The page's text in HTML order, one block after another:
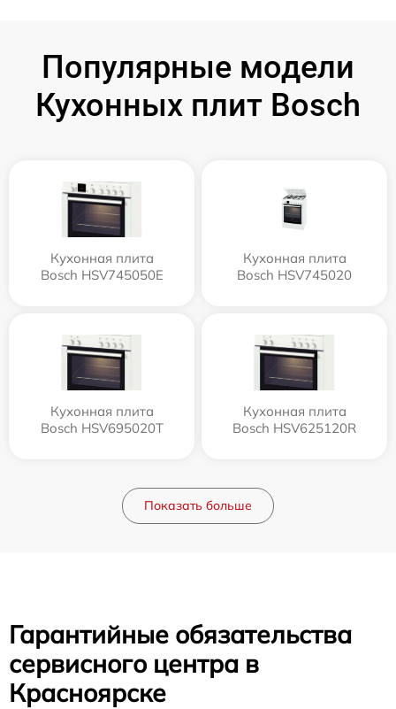
Популярные модели
Кухонных плит Bosch
Кухонная плита
Bosch HSV745050E
Кухонная плита
Bosch HSV745020
Кухонная плита
Bosch HSV695020T
Кухонная плита
Bosch HSV625120R
Показать больше
Гарантийные обязательства
сервисного центра в
Красноярске